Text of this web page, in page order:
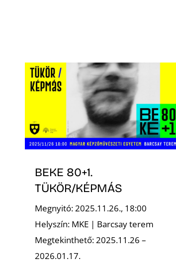
BEKE 80+1.
TÜKÖR/KÉPMÁS
Megnyitó: 2025.11.26., 18:00
Helyszín: MKE | Barcsay terem
Megtekinthető: 2025.11.26 –
2026.01.17.